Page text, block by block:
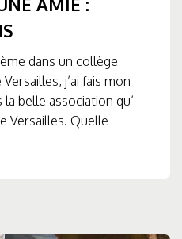
dans un collège
j’ai fais mon
belle association qu’
Versailles. Quelle